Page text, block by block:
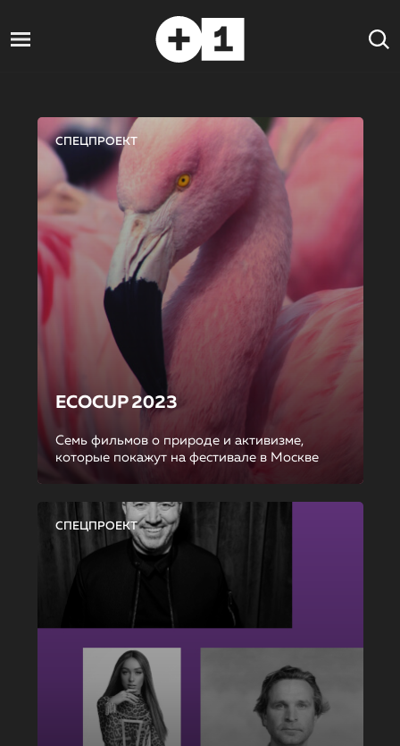
СПЕЦПРОЕКТ
ECOCUP 2023
Семь фильмов о природе и активизме,
которые покажут на фестивале в Москве
СПЕЦПРОЕКТ